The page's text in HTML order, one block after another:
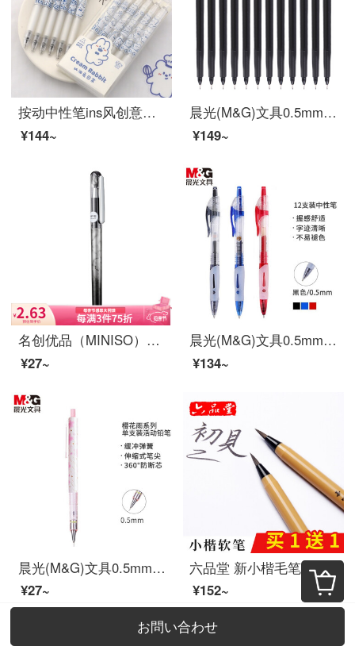
按动中性笔ins风创意可爱卡通少女心水笔按动笔高颜值学生用考试黑色签字按动笔芯0.5mm按压式子弹头 6支装/奶油兔日常(简约款)
¥144~
晨光(M&G)文具0.5mm黑色碳素笔 纤维头会议笔 勾线笔 办公会议记录签字笔 水笔 12支/盒MG2180
¥149~
名创优品（MINISO）快干系列中性笔 0.5mm办公水笔签字笔 子弹头学生文具办公用品 黑色
¥27~
晨光(M&G)文具0.5mm黑色中性笔 经典按动签字笔 子弹头碳素笔 办公商用水笔 12支/盒GP1163
¥134~
晨光(M&G)文具0.5mm学生自动铅笔 防断铅活动铅笔 樱花雨系列绘图铅笔 单支装AMPJ3503
¥27~
六品堂 新小楷毛笔 书法抄经钢笔式软笔小号毛笔练字软头笔可加墨毛笔 成人特细水性书画小楷软头秀丽笔 软笔1支【买1含1、买2共4支再含填充墨水30g】
¥152~
お問い合わせ